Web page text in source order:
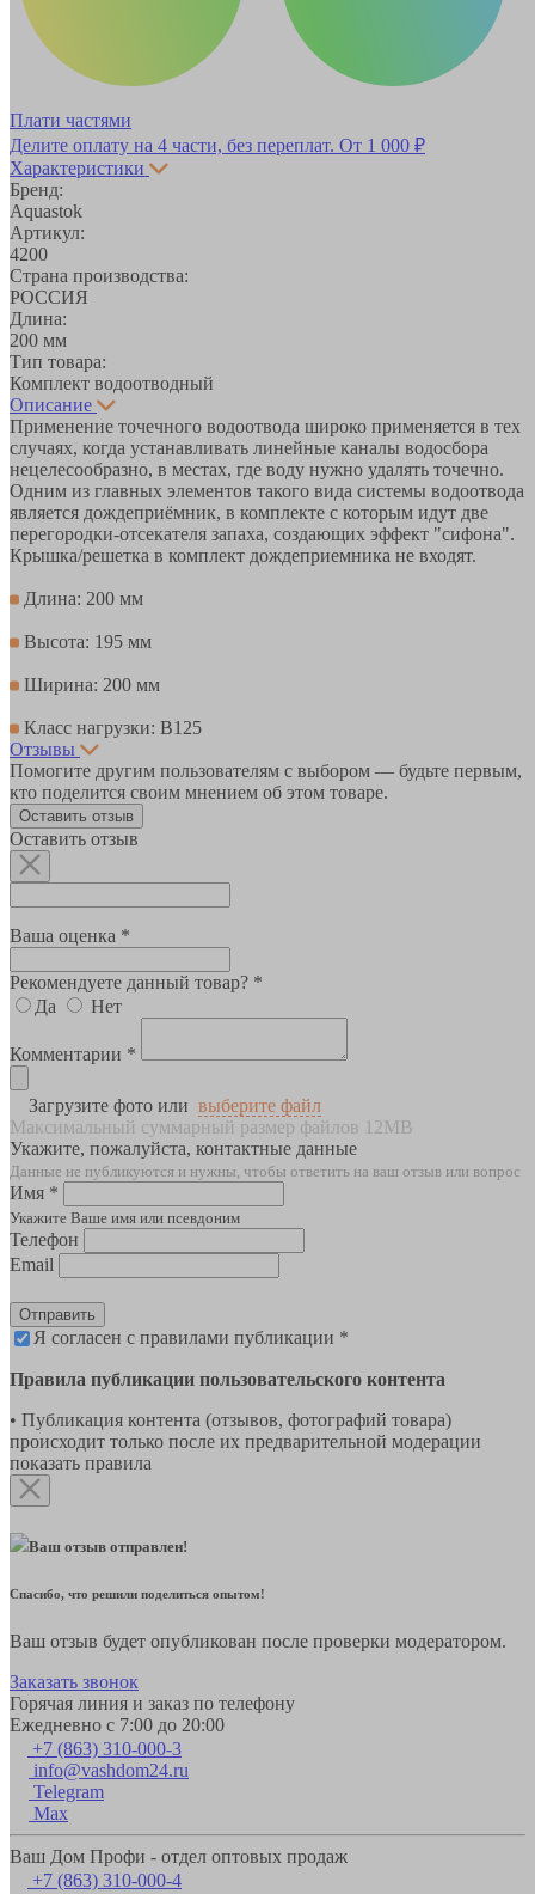
Плати частями
Делите оплату на 4 части, без переплат. От 1 000 ₽
Характеристики
Бренд:
Aquastok
Артикул:
4200
Страна производства:
РОССИЯ
Длина:
200 мм
Тип товара:
Комплект водоотводный
Описание
Применение точечного водоотвода широко применяется в тех
случаях, когда устанавливать линейные каналы водосбора
нецелесообразно, в местах, где воду нужно удалять точечно.
Одним из главных элементов такого вида системы водоотвода
является дождеприёмник, в комплекте с которым идут две
перегородки-отсекателя запаха, создающих эффект "сифона".
Крышка/решетка в комплект дождеприемника не входят.
Длина: 200 мм
Высота: 195 мм
Ширина: 200 мм
Класс нагрузки: B125
Отзывы
Помогите другим пользователям с выбором — будьте первым,
кто поделится своим мнением об этом товаре.
Оставить отзыв
Оставить отзыв
Ваша оценка *
Рекомендуете данный товар? *
Да
Нет
Комментарии *
Загрузите фото или выберите файл
Максимальный суммарный размер файлов 12MB
Укажите, пожалуйста, контактные данные
Данные не публикуются и нужны, чтобы ответить на ваш отзыв или вопрос
Имя *
Укажите Ваше имя или псевдоним
Телефон
Email
Отправить
Я согласен с правилами публикации *
Правила публикации пользовательского контента
• Публикация контента (отзывов, фотографий товара)
происходит только после их предварительной модерации
показать правила
Ваш отзыв отправлен!
Спасибо, что решили поделиться опытом!
Ваш отзыв будет опубликован после проверки модератором.
Заказать звонок
Горячая линия и заказ по телефону
Ежедневно с 7:00 до 20:00
+7 (863) 310-000-3
info@vashdom24.ru
Telegram
Max
Ваш Дом Профи - отдел оптовых продаж
+7 (863) 310-000-4